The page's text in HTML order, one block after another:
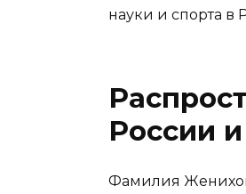
науки и спорта в
России
Фамилия